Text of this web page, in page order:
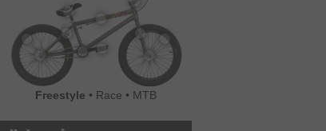
Freestyle • Race • MTB